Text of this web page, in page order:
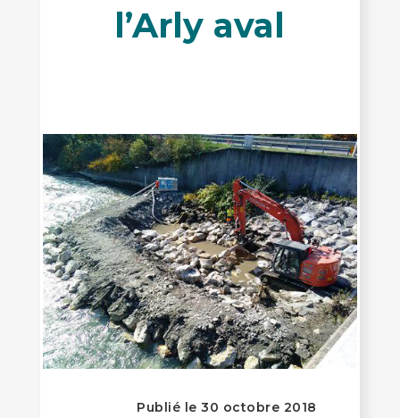
l’Arly aval
Publié le 30 octobre 2018